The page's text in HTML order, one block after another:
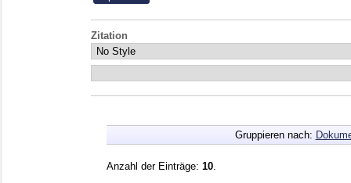
Zitation
Gruppieren nach:
Anzahl der Einträge: 10